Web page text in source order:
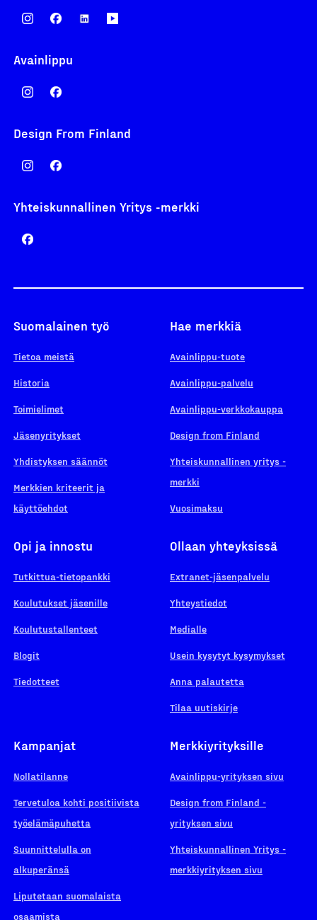
Avainlippu
Design From Finland
Yhteiskunnallinen Yritys -merkki
Suomalainen työ
Tietoa meistä
Historia
Toimielimet
Jäsenyritykset
Yhdistyksen säännöt
Merkkien kriteerit ja
käyttöehdot
Hae merkkiä
Avainlippu-tuote
Avainlippu-palvelu
Avainlippu-verkkokauppa
Design from Finland
Yhteiskunnallinen yritys -
merkki
Vuosimaksu
Opi ja innostu
Tutkittua-tietopankki
Koulutukset jäsenille
Koulutustallenteet
Blogit
Tiedotteet
Ollaan yhteyksissä
Extranet-jäsenpalvelu
Yhteystiedot
Medialle
Usein kysytyt kysymykset
Anna palautetta
Tilaa uutiskirje
Kampanjat
Nollatilanne
Tervetuloa kohti positiivista
työelämäpuhetta
Suunnittelulla on
alkuperänsä
Liputetaan suomalaista
osaamista
Merkkiyrityksille
Avainlippu-yrityksen sivu
Design from Finland -
yrityksen sivu
Yhteiskunnallinen Yritys -
merkkiyrityksen sivu